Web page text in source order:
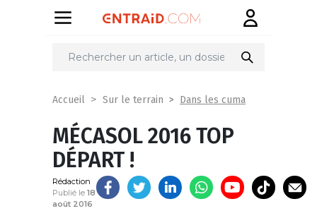
Partager
Accueil Sur le terrain Dans les cuma
MÉCASOL 2016 TOP
DÉPART !
Rédaction
Publié le 18
août 2016